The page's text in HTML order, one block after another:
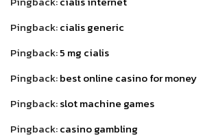
Pingback:cialis generic
Pingback:5 mg cialis
Pingback:best online casino for money
Pingback:slot machine games
Pingback:casino gambling